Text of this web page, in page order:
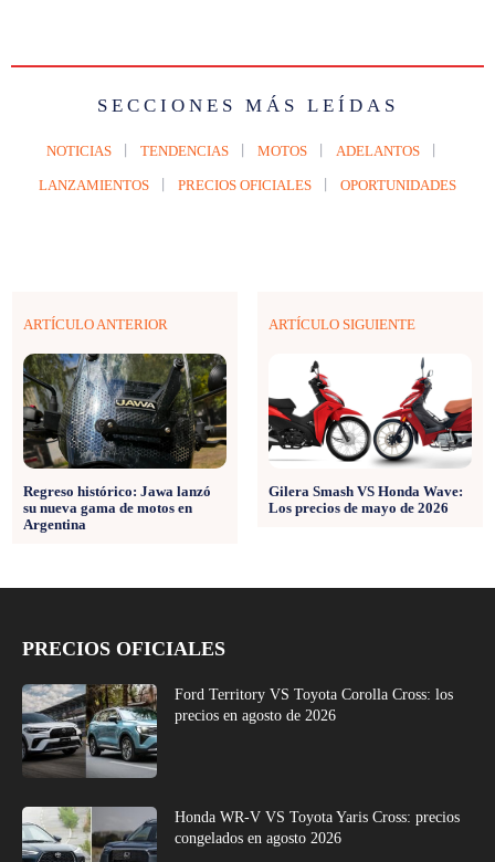
SECCIONES MÁS LEÍDAS
NOTICIAS TENDENCIAS MOTOS ADELANTOS
LANZAMIENTOS PRECIOS OFICIALES OPORTUNIDADES
ARTÍCULO ANTERIOR
Regreso histórico: Jawa lanzó
su nueva gama de motos en
Argentina
ARTÍCULO SIGUIENTE
Gilera Smash VS Honda Wave:
Los precios de mayo de 2026
PRECIOS OFICIALES
Ford Territory VS Toyota Corolla Cross: los
precios en agosto de 2026
Honda WR-V VS Toyota Yaris Cross: precios
congelados en agosto 2026